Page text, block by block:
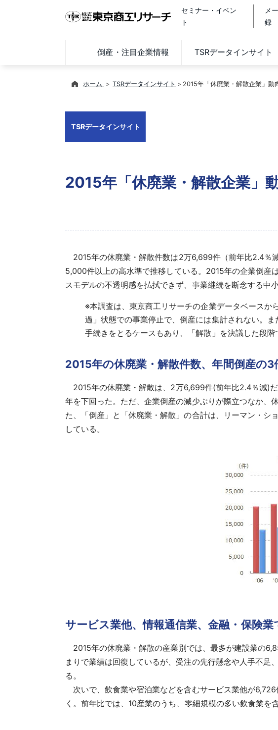
セミナー・イベン
ト
メ
録
倒産・注目企業情報 TSRデータインサイト
ホーム TSRデータインサイト 2015年「休廃業・解散企業」動
TSRデータインサイト
2015年「休廃業・解散企業」
2015年の休廃業・解散件数は2万6,699件（前年比2.4％
5,000件以上の高水準で推移している。2015年の企業倒産
スモデルの不透明感を払拭できず、事業継続を断念する中
※本調査は、東京商工リサーチの企業データベースか
過」状態での事業停止で、倒産には集計されない。
手続きをとるケースもあり、「解散」を決議した段階
2015年の休廃業・解散件数、年間倒産の3
2015年の休廃業・解散は、2万6,699件(前年比2.4％減)
年を下回った。ただ、企業倒産の減少ぶりが際立つなか、
た、「倒産」と「休廃業・解散」の合計は、リーマン・
している。
サービス業他、情報通信業、金融・保険業
2015年の休廃業・解散の産業別では、最多が建設業の
まりで業績は回復しているが、受注の先行懸念や人手不
る。
次いで、飲食業や宿泊業などを含むサービス業他が
く。前年比では、10産業のうち、零細規模の多い飲食業を